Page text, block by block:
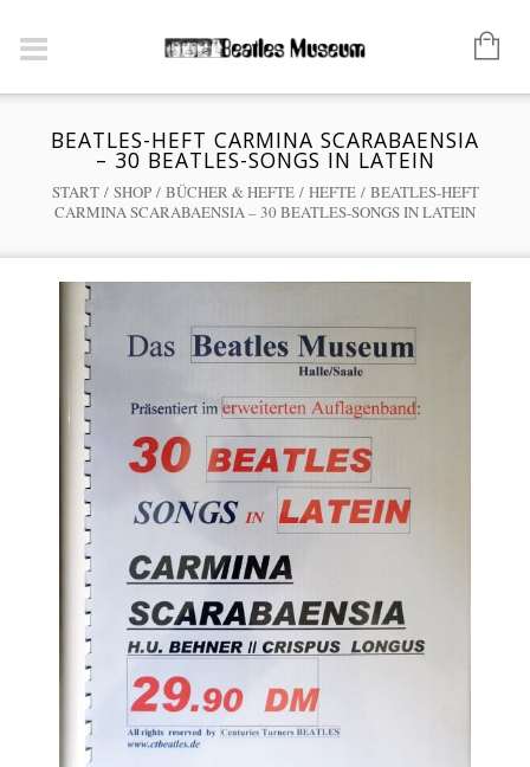
BEATLES-HEFT CARMINA SCARABAENSIA
– 30 BEATLES-SONGS IN LATEIN
START/ SHOP/ BÜCHER & HEFTE/ HEFTE/ BEATLES-HEFT
CARMINA SCARABAENSIA – 30 BEATLES-SONGS IN LATEIN